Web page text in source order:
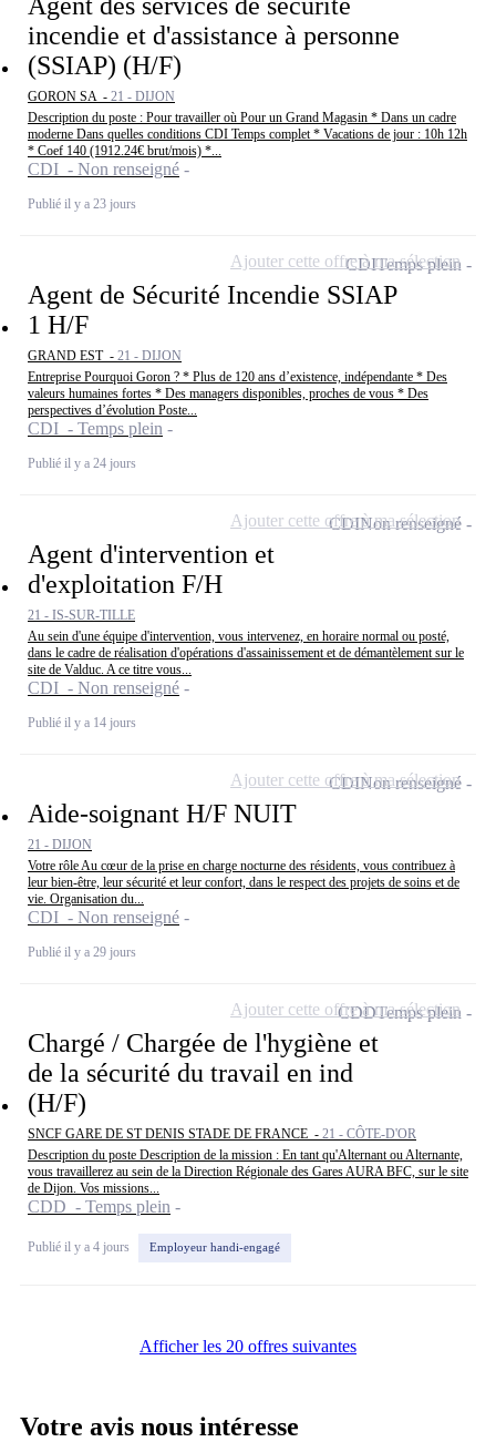
incendie et d'assistance à personne
(SSIAP) (H/F)
GORON SA - 21 - DIJON
Description du poste : Pour travailler où Pour un Grand Magasin * Dans un cadre
moderne Dans quelles conditions CDI Temps complet * Vacations de jour : 10h 12h
* Coef 140 (1912.24€ brut/mois) *...
CDI - Non renseigné
Publié il y a 23 jours
Agent de Sécurité Incendie SSIAP
1 H/F
GRAND EST - 21 - DIJON
Entreprise Pourquoi Goron ? * Plus de 120 ans d’existence, indépendante * Des
valeurs humaines fortes * Des managers disponibles, proches de vous * Des
perspectives d’évolution Poste...
CDI - Temps plein
Publié il y a 24 jours
CDITemps plein
Ajouter cette offre à ma sélection
Agent d'intervention et
d'exploitation F/H
21 - IS-SUR-TILLE
Au sein d'une équipe d'intervention, vous intervenez, en horaire normal ou posté,
dans le cadre de réalisation d'opérations d'assainissement et de démantèlement sur le
site de Valduc. A ce titre vous...
CDI - Non renseigné
Publié il y a 14 jours
CDINon renseigné
Ajouter cette offre à ma sélection
Aide-soignant H/F NUIT
21 - DIJON
Votre rôle Au cœur de la prise en charge nocturne des résidents, vous contribuez à
leur bien-être, leur sécurité et leur confort, dans le respect des projets de soins et de
vie. Organisation du...
CDI - Non renseigné
Publié il y a 29 jours
CDINon renseigné
Ajouter cette offre à ma sélection
Chargé / Chargée de l'hygiène et
de la sécurité du travail en ind
(H/F)
SNCF GARE DE ST DENIS STADE DE FRANCE - 21 - CÔTE-D'OR
Description du poste Description de la mission : En tant qu'Alternant ou Alternante,
vous travaillerez au sein de la Direction Régionale des Gares AURA BFC, sur le site
de Dijon. Vos missions...
CDD - Temps plein
Publié il y a 4 jours Employeur handi-engagé
CDDTemps plein
Ajouter cette offre à ma sélection
Afficher les 20 offres suivantes
Votre avis nous intéresse